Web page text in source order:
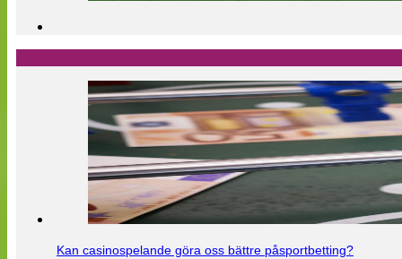
Kan casinospelande göra oss bättre påsportbetting?